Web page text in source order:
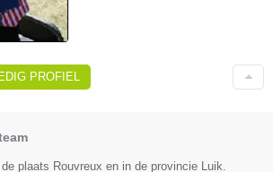
PROFIEL
plaats Rouvreux en in de provincie Luik.